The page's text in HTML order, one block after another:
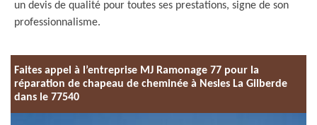
un devis de qualité pour toutes ses prestations, signe de son
professionnalisme.
Faites appel à l’entreprise MJ Ramonage 77 pour la
réparation de chapeau de cheminée à Nesles La Gilberde
dans le 77540